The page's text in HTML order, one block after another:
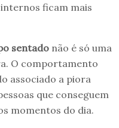
ficam mais
sentado não é só uma
O comportamento
associado a piora
que conseguem
momentos do dia.